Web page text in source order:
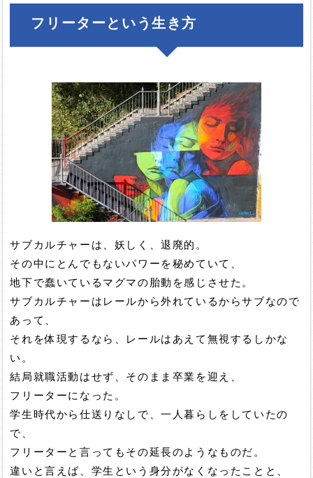
フリーターという生き方
サブカルチャーは、妖しく、退廃的。
その中にとんでもないパワーを秘めていて、
地下で蠢いているマグマの胎動を感じさせた。
サブカルチャーはレールから外れているからサブなので
あって、
それを体現するなら、レールはあえて無視するしかな
い。
結局就職活動はせず、そのまま卒業を迎え、
フリーターになった。
学生時代から仕送りなしで、一人暮らしをしていたの
で、
フリーターと言ってもその延長のようなものだ。
違いと言えば、学生という身分がなくなったことと、